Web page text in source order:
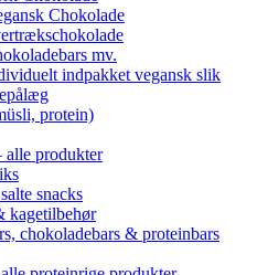
Chokolade
mv.
indpakket vegansk slik
protein)
alle produkter
snacks
kagetilbehør
chokoladebars & proteinbars